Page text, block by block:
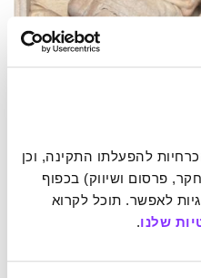
שלנו.
עלינו, עד כי בשלהי המאה